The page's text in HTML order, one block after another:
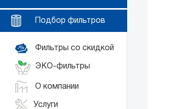
Подбор фильтров
Фильтры со скидкой
ЭКО-фильтры
О компании
Услуги